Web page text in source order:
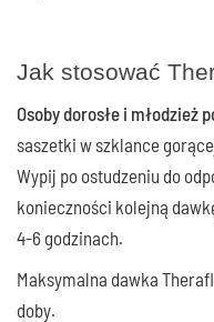
Jak stosować
Osoby dorosłe i młodzież
saszetki w szklance
Wypij po ostudzeniu do
konieczności kolejną
4-6 godzinach.
Maksymalna dawka
doby.